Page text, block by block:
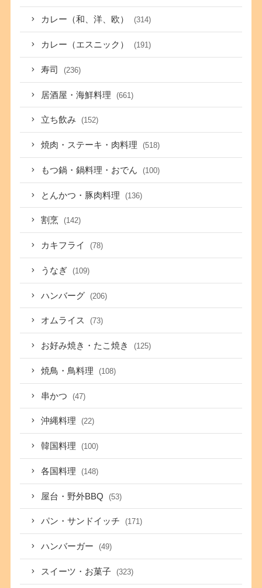
カレー（和、洋、欧） (314)
カレー（エスニック） (191)
寿司 (236)
居酒屋・海鮮料理 (661)
立ち飲み (152)
焼肉・ステーキ・肉料理 (518)
もつ鍋・鍋料理・おでん (100)
とんかつ・豚肉料理 (136)
割烹 (142)
カキフライ (78)
うなぎ (109)
ハンバーグ (206)
オムライス (73)
お好み焼き・たこ焼き (125)
焼鳥・鳥料理 (108)
串かつ (47)
沖縄料理 (22)
韓国料理 (100)
各国料理 (148)
屋台・野外BBQ (53)
パン・サンドイッチ (171)
ハンバーガー (49)
スイーツ・お菓子 (323)